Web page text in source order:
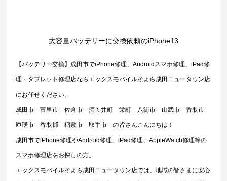
大容量バッテリーに交換依頼のiPhone13
【バッテリー交換】成田市でiPhone修理、Androidスマホ修理、iPad修
理・タブレット修理店ならエックスモバイルそよら成田ニュータウン店
にお任せください。
成田市　富里市　佐倉市　酒々井町　栄町　八街市　山武市　香取市
匝瑳市　香取郡　稲敷市　取手市　の皆さんこんにちは！
成田市でiPhone修理やAndroid修理、iPad修理、AppleWatch修理等の
スマホ修理店をお探しの方。
エックスモバイルそよら成田ニュータウン店では、地域の皆さまに安心